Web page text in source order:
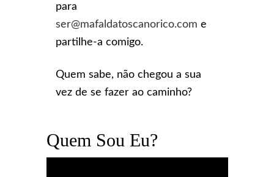
para
ser@mafaldatoscanorico.com e
partilhe-a comigo.
Quem sabe, não chegou a sua
vez de se fazer ao caminho?
Quem Sou Eu?